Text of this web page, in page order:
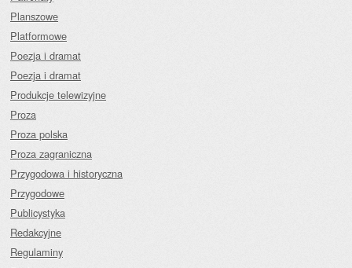
Planszowe
Platformowe
Poezja i dramat
Poezja i dramat
Produkcje telewizyjne
Proza
Proza polska
Proza zagraniczna
Przygodowa i historyczna
Przygodowe
Publicystyka
Redakcyjne
Regulaminy